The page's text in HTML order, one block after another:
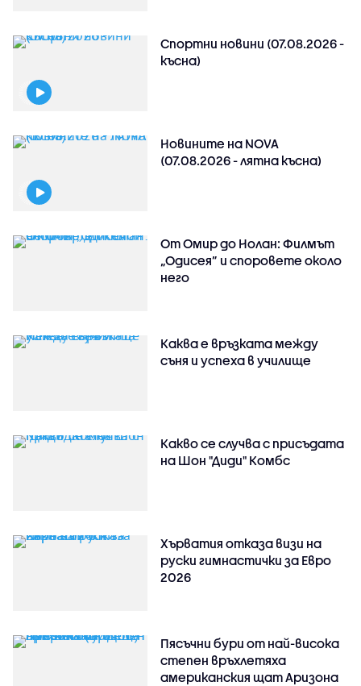
Спортни новини (07.08.2026 -
късна)
Новините на NOVA
(07.08.2026 - лятна късна)
От Омир до Нолан: Филмът
„Одисея” и споровете около
него
Каква е връзката между
съня и успеха в училище
Какво се случва с присъдата
на Шон "Диди" Комбс
Хърватия отказа визи на
руски гимнастички за Евро
2026
Пясъчни бури от най-висока
степен връхлетяха
американския щат Аризона